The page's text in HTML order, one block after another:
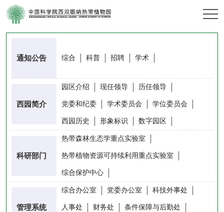
通知公告 综合 科普 招聘 学术
西园简介
园区介绍 现任领导 历任领导
党委和纪委 学术委员会 学位委员会
西园历史 形象标识 数字园区
科研部门
热带森林生态学重点实验室
热带植物资源可持续利用重点实验室
综合保护中心
管理系统
综合办公室 党委办公室 科技外事处
人事处 财务处 条件保障与后勤处